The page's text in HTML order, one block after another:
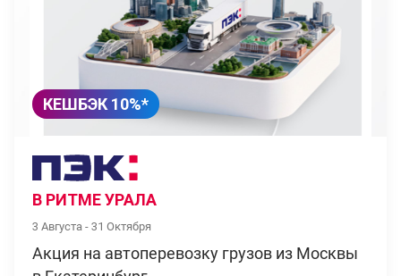
КЕШБЭК 10%*
В РИТМЕ УРАЛА
3 Августа - 31 Октября
Акция на автоперевозку грузов из Москвы